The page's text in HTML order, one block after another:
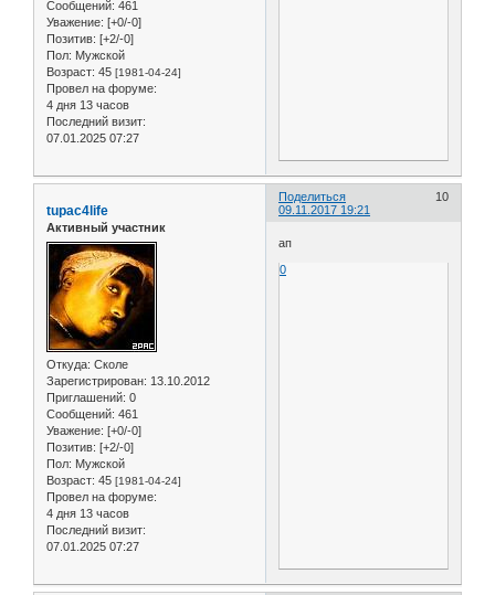
Сообщений: 461
Уважение: [+0/-0]
Позитив: [+2/-0]
Пол: Мужской
Возраст: 45 [1981-04-24]
Провел на форуме:
4 дня 13 часов
Последний визит:
07.01.2025 07:27
Поделиться
10
09.11.2017 19:21
tupac4life
Активный участник
Откуда: Сколе
Зарегистрирован: 13.10.2012
Приглашений: 0
Сообщений: 461
Уважение: [+0/-0]
Позитив: [+2/-0]
Пол: Мужской
Возраст: 45 [1981-04-24]
Провел на форуме:
4 дня 13 часов
Последний визит:
07.01.2025 07:27
ап
0